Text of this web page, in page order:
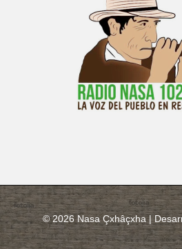
© 2026 Nasa Çxhâçxha |